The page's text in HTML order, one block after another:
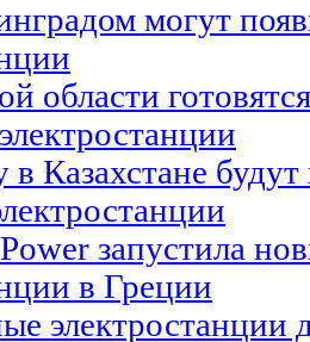
могут
области
в Казахстане
запустила
в Греции
электростанции